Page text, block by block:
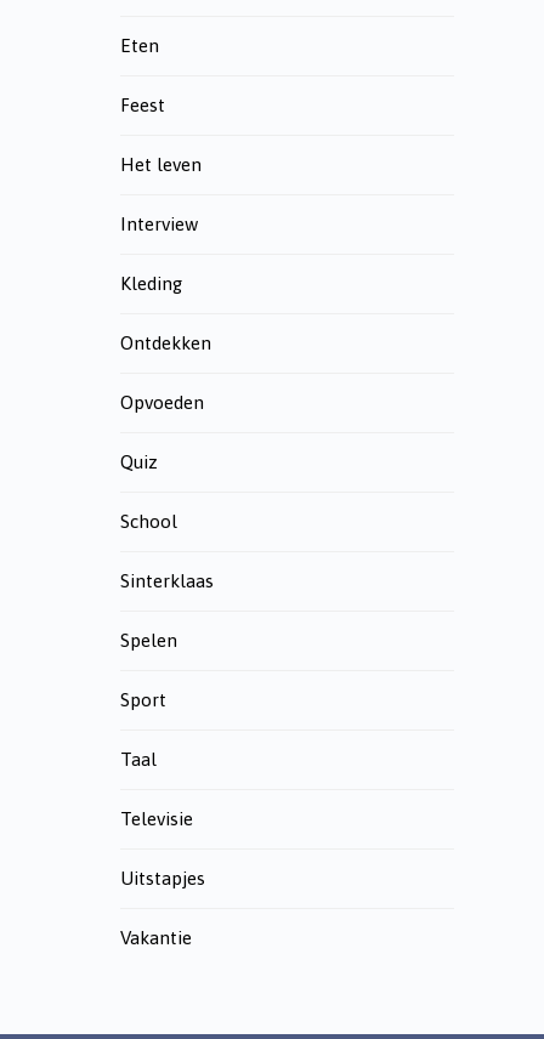
Eten
Feest
Het leven
Interview
Kleding
Ontdekken
Opvoeden
Quiz
School
Sinterklaas
Spelen
Sport
Taal
Televisie
Uitstapjes
Vakantie